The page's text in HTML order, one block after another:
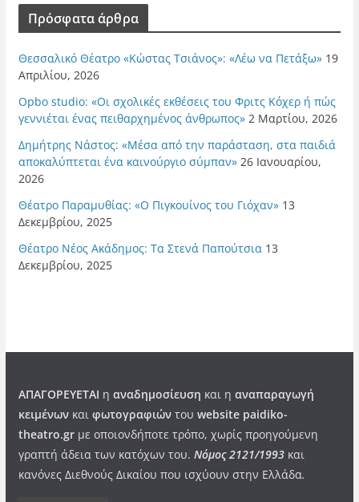
Πρόσφατα άρθρα
Θεσσαλικό Θέατρο «Κώστας Τσιάνος»: «Λέω να Πετάξω» 19
Απριλίου, 2026
Opbo studio: «Οι σχολικές εκθέσεις του Φριτς Κόχερ ή πώς
γεννιέται ένας πειθαρχημένος άνθρωπος» 2 Μαρτίου, 2026
Δημήτρης Νάστος: «Μέσα από την παράσταση, στα παιδιά
αποκαλύπτεται ένα καινούργιο σύμπαν» 26 Ιανουαρίου,
2026
Θέατρο Παραμυθίας: «Ο Πιγκουίνος του Γιόχαν» 13
Δεκεμβρίου, 2025
Θέατρο Νέος Ακάδημος: Τα Στενά Παπούτσια 13
Δεκεμβρίου, 2025
ΑΠΑΓΟΡΕΥΕΤΑΙ η αναδημοσίευση και η αναπαραγωγή
κειμένωνκαι φωτογραφιώντου website paidiko-
theatro.grμε οποιονδήποτε τρόπο, χωρίς προηγούμενη
γραπτή άδεια των κατόχων του. Νόμος 2121/1993και
κανόνες Διεθνούς Δικαίου που ισχύουν στην Ελλάδα.